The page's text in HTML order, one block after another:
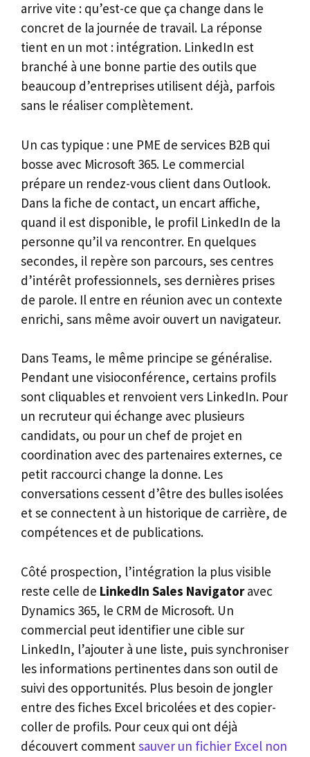
arrive vite : qu’est-ce que ça change dans le
concret de la journée de travail. La réponse
tient en un mot : intégration. LinkedIn est
branché à une bonne partie des outils que
beaucoup d’entreprises utilisent déjà, parfois
sans le réaliser complètement.
Un cas typique : une PME de services B2B qui
bosse avec Microsoft 365. Le commercial
prépare un rendez-vous client dans Outlook.
Dans la fiche de contact, un encart affiche,
quand il est disponible, le profil LinkedIn de la
personne qu’il va rencontrer. En quelques
secondes, il repère son parcours, ses centres
d’intérêt professionnels, ses dernières prises
de parole. Il entre en réunion avec un contexte
enrichi, sans même avoir ouvert un navigateur.
Dans Teams, le même principe se généralise.
Pendant une visioconférence, certains profils
sont cliquables et renvoient vers LinkedIn. Pour
un recruteur qui échange avec plusieurs
candidats, ou pour un chef de projet en
coordination avec des partenaires externes, ce
petit raccourci change la donne. Les
conversations cessent d’être des bulles isolées
et se connectent à un historique de carrière, de
compétences et de publications.
Côté prospection, l’intégration la plus visible
reste celle de LinkedIn Sales Navigatoravec
Dynamics 365, le CRM de Microsoft. Un
commercial peut identifier une cible sur
LinkedIn, l’ajouter à une liste, puis synchroniser
les informations pertinentes dans son outil de
suivi des opportunités. Plus besoin de jongler
entre des fiches Excel bricolées et des copier-
coller de profils. Pour ceux qui ont déjà
découvert commentsauver un fichier Excel non